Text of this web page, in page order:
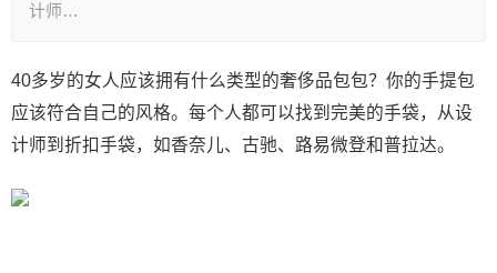
计师…
40多岁的女人应该拥有什么类型的奢侈品包包？你的手提包
应该符合自己的风格。每个人都可以找到完美的手袋，从设
计师到折扣手袋，如香奈儿、古驰、路易微登和普拉达。